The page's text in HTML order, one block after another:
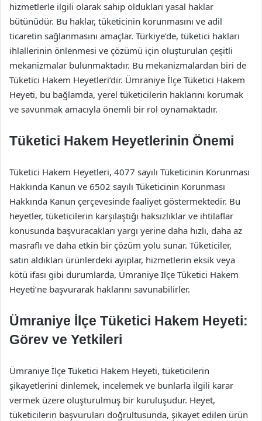
hizmetlerle ilgili olarak sahip oldukları yasal haklar
bütünüdür. Bu haklar, tüketicinin korunmasını ve adil
ticaretin sağlanmasını amaçlar. Türkiye’de, tüketici hakları
ihlallerinin önlenmesi ve çözümü için oluşturulan çeşitli
mekanizmalar bulunmaktadır. Bu mekanizmalardan biri de
Tüketici Hakem Heyetleri’dir. Ümraniye İlçe Tüketici Hakem
Heyeti, bu bağlamda, yerel tüketicilerin haklarını korumak
ve savunmak amacıyla önemli bir rol oynamaktadır.
Tüketici Hakem Heyetlerinin Önemi
Tüketici Hakem Heyetleri, 4077 sayılı Tüketicinin Korunması
Hakkında Kanun ve 6502 sayılı Tüketicinin Korunması
Hakkında Kanun çerçevesinde faaliyet göstermektedir. Bu
heyetler, tüketicilerin karşılaştığı haksızlıklar ve ihtilaflar
konusunda başvuracakları yargı yerine daha hızlı, daha az
masraflı ve daha etkin bir çözüm yolu sunar. Tüketiciler,
satın aldıkları ürünlerdeki ayıplar, hizmetlerin eksik veya
kötü ifası gibi durumlarda, Ümraniye İlçe Tüketici Hakem
Heyeti’ne başvurarak haklarını savunabilirler.
Ümraniye İlçe Tüketici Hakem Heyeti:
Görev ve Yetkileri
Ümraniye İlçe Tüketici Hakem Heyeti, tüketicilerin
şikayetlerini dinlemek, incelemek ve bunlarla ilgili karar
vermek üzere oluşturulmuş bir kuruluşudur. Heyet,
tüketicilerin başvuruları doğrultusunda, şikayet edilen ürün